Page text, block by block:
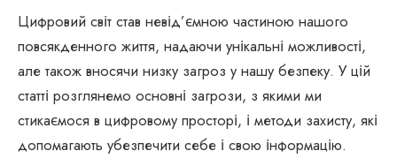
Цифровий світ став невід’ємною частиною нашого
повсякденного життя, надаючи унікальні можливості,
але також вносячи низку загроз у нашу безпеку. У цій
статті розглянемо основні загрози, з якими ми
стикаємося в цифровому просторі, і методи захисту, які
допомагають убезпечити себе і свою інформацію.